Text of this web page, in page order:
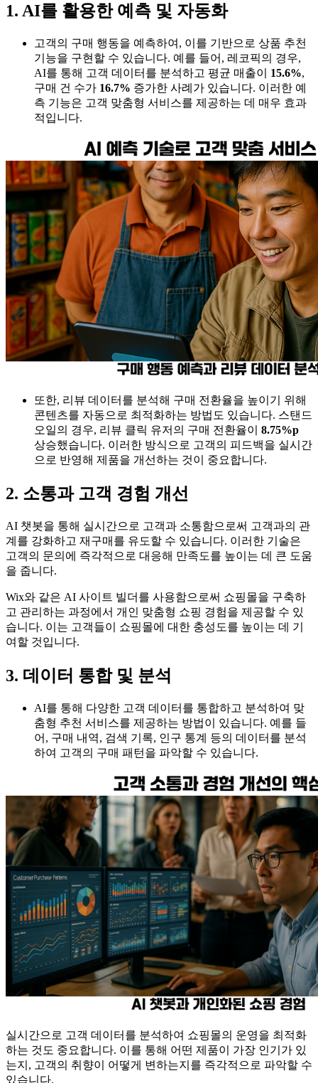
1. AI를 활용한 예측 및 자동화
고객의 구매 행동을 예측하여, 이를 기반으로 상품 추천
기능을 구현할 수 있습니다. 예를 들어, 레코픽의 경우,
AI를 통해 고객 데이터를 분석하고 평균 매출이 15.6%,
구매 건 수가 16.7% 증가한 사례가 있습니다. 이러한 예
측 기능은 고객 맞춤형 서비스를 제공하는 데 매우 효과
적입니다.
또한, 리뷰 데이터를 분석해 구매 전환율을 높이기 위해
콘텐츠를 자동으로 최적화하는 방법도 있습니다. 스탠드
오일의 경우, 리뷰 클릭 유저의 구매 전환율이 8.75%p
상승했습니다. 이러한 방식으로 고객의 피드백을 실시간
으로 반영해 제품을 개선하는 것이 중요합니다.
2. 소통과 고객 경험 개선
AI 챗봇을 통해 실시간으로 고객과 소통함으로써 고객과의 관
계를 강화하고 재구매를 유도할 수 있습니다. 이러한 기술은
고객의 문의에 즉각적으로 대응해 만족도를 높이는 데 큰 도움
을 줍니다.
Wix와 같은 AI 사이트 빌더를 사용함으로써 쇼핑몰을 구축하
고 관리하는 과정에서 개인 맞춤형 쇼핑 경험을 제공할 수 있
습니다. 이는 고객들이 쇼핑몰에 대한 충성도를 높이는 데 기
여할 것입니다.
3. 데이터 통합 및 분석
AI를 통해 다양한 고객 데이터를 통합하고 분석하여 맞
춤형 추천 서비스를 제공하는 방법이 있습니다. 예를 들
어, 구매 내역, 검색 기록, 인구 통계 등의 데이터를 분석
하여 고객의 구매 패턴을 파악할 수 있습니다.
실시간으로 고객 데이터를 분석하여 쇼핑몰의 운영을 최적화
하는 것도 중요합니다. 이를 통해 어떤 제품이 가장 인기가 있
는지, 고객의 취향이 어떻게 변하는지를 즉각적으로 파악할 수
있습니다.